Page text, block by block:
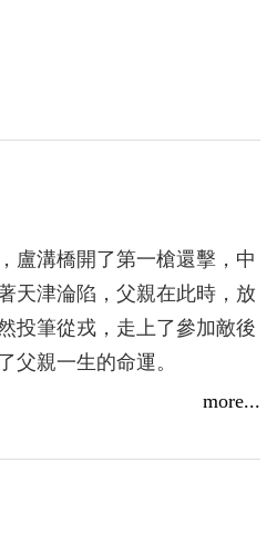
盧溝橋開了第一槍還擊，中
天津淪陷，父親在此時，放
投筆從戎，走上了參加敵後
父親一生的命運。
陽山之役」、「勝利崖之
批武器彈藥，在我國抗日戰
more...